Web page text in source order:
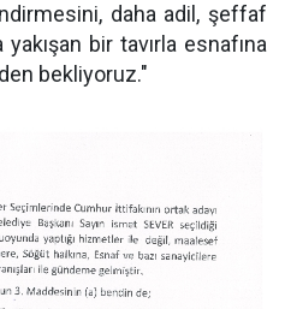
daha adil, şeffaf
bir tavırla esnafına
bekliyoruz."